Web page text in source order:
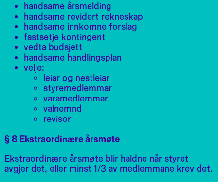
handsame årsmelding
handsame revidert rekneskap
handsame innkomne forslag
fastsetje kontingent
vedta budsjett
handsame handlingsplan
velje:
leiar og nestleiar
styremedlemmar
varamedlemmar
valnemnd
revisor
§ 8 Ekstraordinære årsmøte
Ekstraordinære årsmøte blir haldne når styret
avgjer det, eller minst 1/3 av medlemmane krev det.